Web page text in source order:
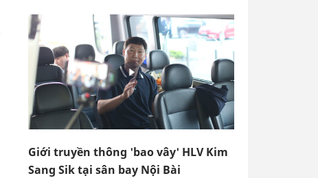
Giới truyền thông 'bao vây' HLV Kim
Sang Sik tại sân bay Nội Bài